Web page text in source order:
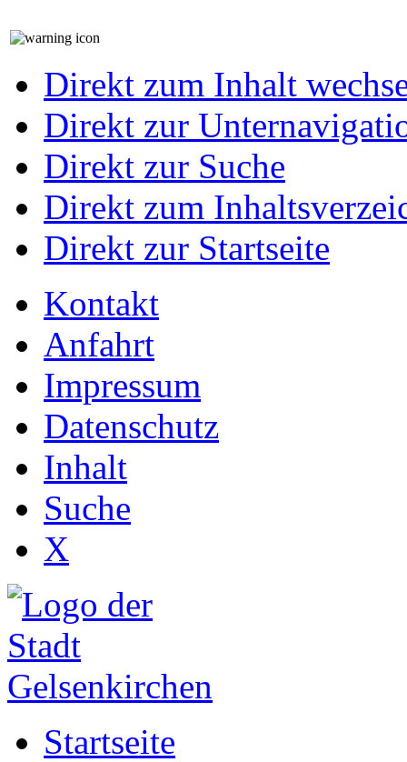
Direkt zum Inhalt
Direkt zur
Direkt zur Suche
Direkt zum
Direkt zur Startseite
Kontakt
Anfahrt
Impressum
Datenschutz
Inhalt
Suche
X
Startseite